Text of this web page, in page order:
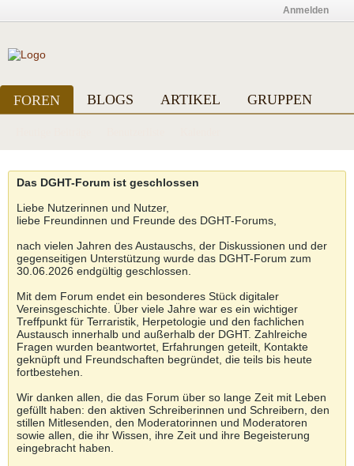
Anmelden
FOREN BLOGS ARTIKEL GRUPPEN
Das DGHT-Forum ist geschlossen
Liebe Nutzerinnen und Nutzer,
liebe Freundinnen und Freunde des DGHT-Forums,
nach vielen Jahren des Austauschs, der Diskussionen und der
gegenseitigen Unterstützung wurde das DGHT-Forum zum
30.06.2026 endgültig geschlossen.
Mit dem Forum endet ein besonderes Stück digitaler
Vereinsgeschichte. Über viele Jahre war es ein wichtiger
Treffpunkt für Terraristik, Herpetologie und den fachlichen
Austausch innerhalb und außerhalb der DGHT. Zahlreiche
Fragen wurden beantwortet, Erfahrungen geteilt, Kontakte
geknüpft und Freundschaften begründet, die teils bis heute
fortbestehen.
Wir danken allen, die das Forum über so lange Zeit mit Leben
gefüllt haben: den aktiven Schreiberinnen und Schreibern, den
stillen Mitlesenden, den Moderatorinnen und Moderatoren
sowie allen, die ihr Wissen, ihre Zeit und ihre Begeisterung
eingebracht haben.